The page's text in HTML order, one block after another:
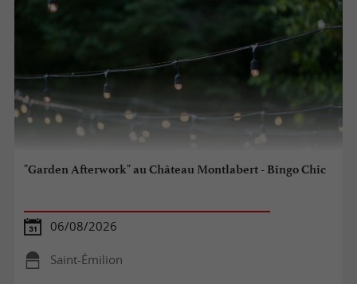
"Garden Afterwork" au Château Montlabert - Bingo Chic
06/08/2026
Saint-Émilion